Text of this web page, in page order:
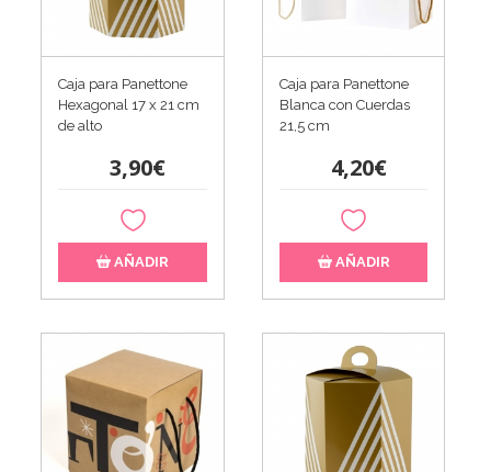
Caja para Panettone
Hexagonal 17 x 21 cm
de alto
3,90€
AÑADIR
Caja para Panettone
Blanca con Cuerdas
21,5 cm
4,20€
AÑADIR